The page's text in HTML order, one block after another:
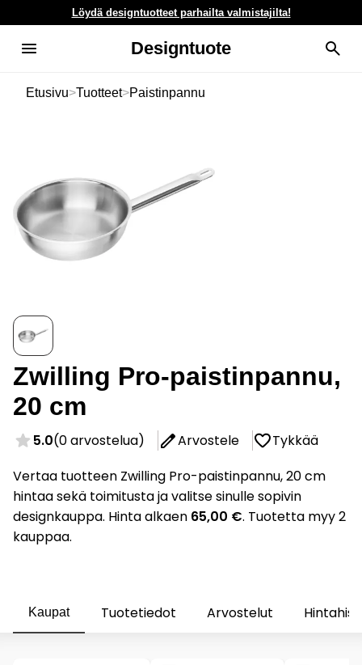
Löydä designtuotteet parhailta valmistajilta!
Designtuote
Etusivu>Tuotteet>Paistinpannu
Zwilling Pro-paistinpannu,
20 cm
5.0(0 arvostelua) Arvostele
Tykkää
Vertaa tuotteen Zwilling Pro-paistinpannu, 20 cm
hintaa sekä toimitusta ja valitse sinulle sopivin
designkauppa. Hinta alkaen 65,00 €. Tuotetta myy 2
kauppaa.
Kaupat Tuotetiedot Arvostelut